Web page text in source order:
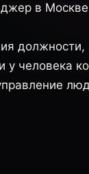
в Москве
у человека